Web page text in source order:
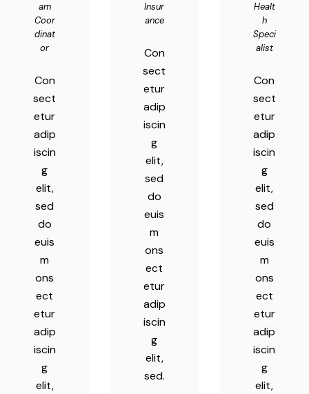
am
Coor
dinat
or
Con
sect
etur
adip
iscin
g
elit,
sed
do
euis
m
ons
ect
etur
adip
iscin
g
elit,
Insur
ance
Con
sect
etur
adip
iscin
g
elit,
sed
do
euis
m
ons
ect
etur
adip
iscin
g
elit,
sed.
Healt
h
Speci
alist
Con
sect
etur
adip
iscin
g
elit,
sed
do
euis
m
ons
ect
etur
adip
iscin
g
elit,